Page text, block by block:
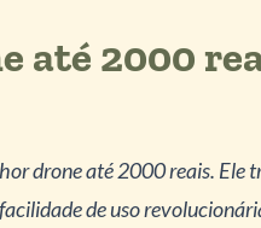
até 2000
drone até 2000 reais. Ele
de uso